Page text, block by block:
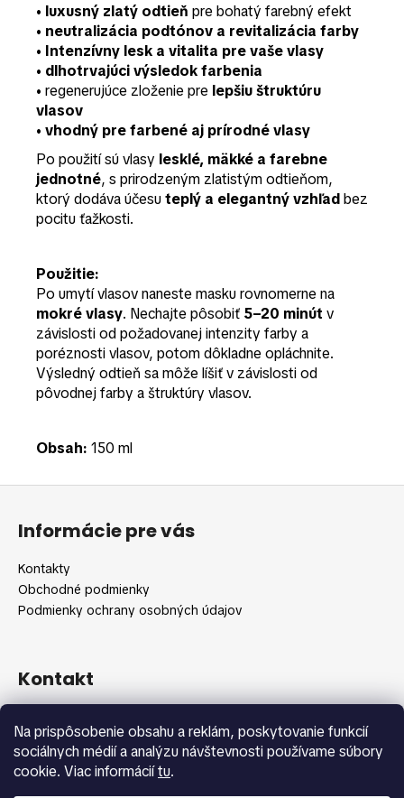
Na prispôsobenie obsahu a reklám, poskytovanie funkcií
sociálnych médií a analýzu návštevnosti používame súbory
cookie. Viac informáciítu.
• luxusný zlatý odtieň pre bohatý farebný efekt
• neutralizácia podtónov a revitalizácia farby
• Intenzívny lesk a vitalita pre vaše vlasy
• dlhotrvajúci výsledok farbenia
• regenerujúce zloženie pre lepšiu štruktúru
vlasov
• vhodný pre farbené aj prírodné vlasy
Po použití sú vlasy lesklé, mäkké a farebne
jednotné, s prirodzeným zlatistým odtieňom,
ktorý dodáva účesuteplý a elegantný vzhľadbez
pocitu ťažkosti.
Použitie:
Po umytí vlasov naneste masku rovnomerne na
mokré vlasy. Nechajte pôsobiť 5–20 minút v
závislosti od požadovanej intenzity farby a
poréznosti vlasov, potom dôkladne opláchnite.
Výsledný odtieň sa môže líšiť v závislosti od
pôvodnej farby a štruktúry vlasov.
Obsah: 150 ml
Z
Informácie pre vás
Kontakty
Obchodné podmienky
Podmienky ochrany osobných údajov
Kontakt
+420 775 371 692